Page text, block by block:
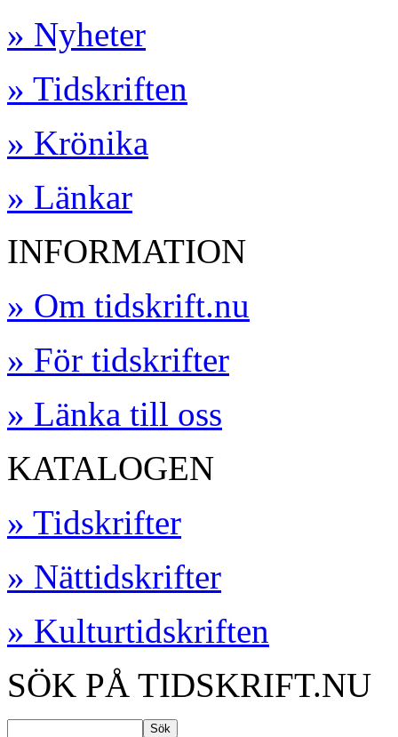
» Nyheter
» Tidskriften
» Krönika
» Länkar
INFORMATION
» Om tidskrift.nu
» För tidskrifter
» Länka till oss
KATALOGEN
» Tidskrifter
» Nättidskrifter
» Kulturtidskriften
SÖK PÅ TIDSKRIFT.NU